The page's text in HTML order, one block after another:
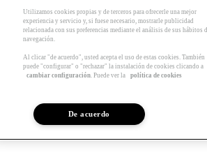
con elPréstamo formación Sert,
o llama al 93 4826850.
inmobiliarias.
Utilizamos cookies propias y de terceros para ofrecerle una mejor
experiencia y servicio y, si fuese necesario, mostrarle publicidad
relacionada con sus preferencias mediante el análisis de sus hábitos
navegación.
Al clicar "de acuerdo", usted acepta el uso de estas cookies. También
puede "configurar" o "rechazar" la instalación de cookies clicando a
cambiar configuración. Puede ver la política de cookies
De acuerdo